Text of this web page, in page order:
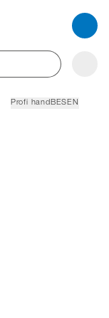
Profi handBESEN